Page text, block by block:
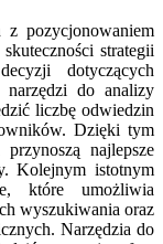
z pozycjonowaniem
strategii
dotyczących
narzędzi do analizy
liczbę odwiedzin
Dzięki tym
najlepsze
Kolejnym istotnym
które umożliwia
wyszukiwania oraz
Narzędzia do